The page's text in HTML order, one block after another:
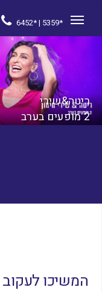
6452* | 5359*
ריטה&שירי
2 מופעים בערב
המשיכו לעקוב